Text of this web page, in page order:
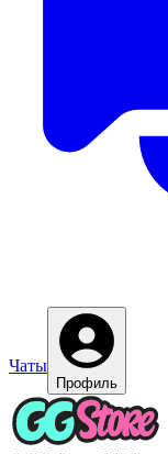
Чаты
Профиль